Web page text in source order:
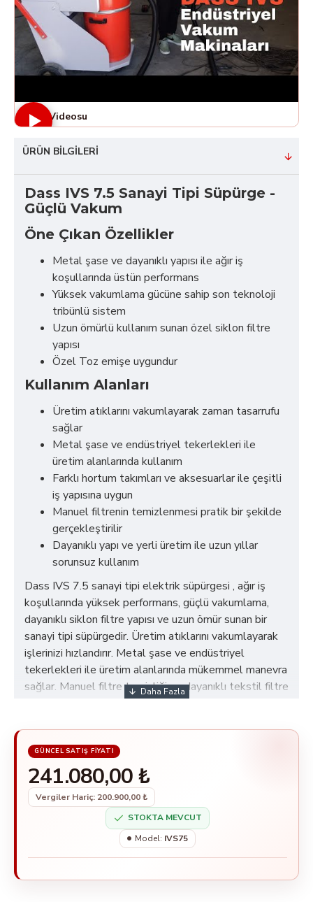
Ürün Videosu
ÜRÜN BILGILERI
Dass IVS 7.5 Sanayi Tipi Süpürge -
Güçlü Vakum
Öne Çıkan Özellikler
Metal şase ve dayanıklı yapısı ile ağır iş
koşullarında üstün performans
Yüksek vakumlama gücüne sahip son teknoloji
tribünlü sistem
Uzun ömürlü kullanım sunan özel siklon filtre
yapısı
Özel Toz emişe uygundur
Kullanım Alanları
Üretim atıklarını vakumlayarak zaman tasarrufu
sağlar
Metal şase ve endüstriyel tekerlekleri ile
üretim alanlarında kullanım
Farklı hortum takımları ve aksesuarlar ile çeşitli
iş yapısına uygun
Manuel filtrenin temizlenmesi pratik bir şekilde
gerçekleştirilir
Dayanıklı yapı ve yerli üretim ile uzun yıllar
sorunsuz kullanım
Dass IVS 7.5 sanayi tipi elektrik süpürgesi , ağır iş
koşullarında yüksek performans, güçlü vakumlama,
dayanıklı siklon filtre yapısı ve uzun ömür sunan bir
sanayi tipi süpürgedir. Üretim atıklarını vakumlayarak
işlerinizi hızlandırır. Metal şase ve endüstriyel
tekerlekleri ile üretim alanlarında mükemmel manevra
sağlar. Manuel filtre temizliği ve dayanıklı tekstil filtre
ile uzun vadeli kullanım sağlar. Yerli üretim, yedek
241.080,00 ₺
Vergiler Hariç: 200.900,00 ₺
STOKTA MEVCUT
Model: IVS75